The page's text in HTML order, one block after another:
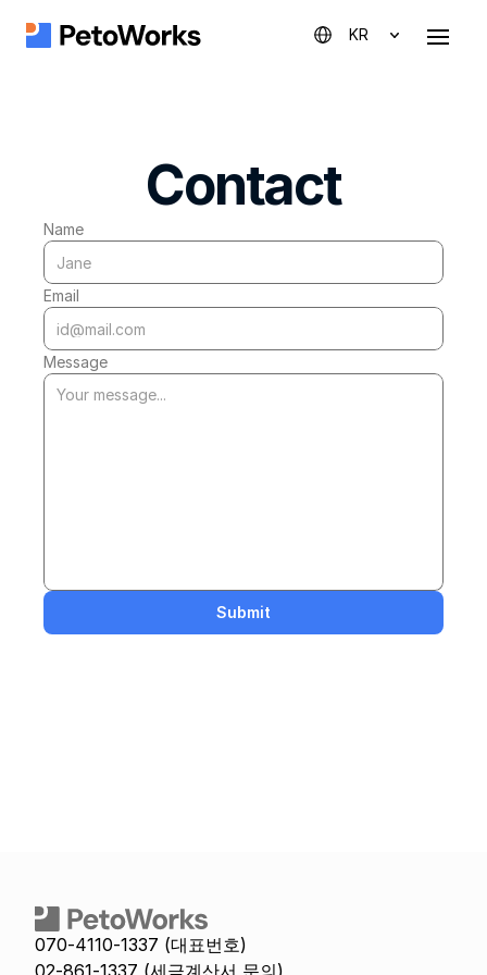
KR
Contact
Name
Email
Message
Submit
070-4110-1337 (대표번호)
02-861-1337 (세금계산서 문의)